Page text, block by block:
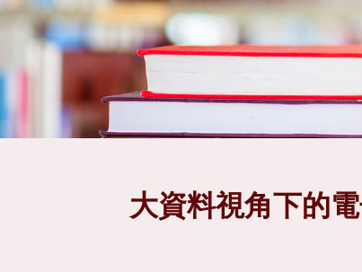
大資料視角下的